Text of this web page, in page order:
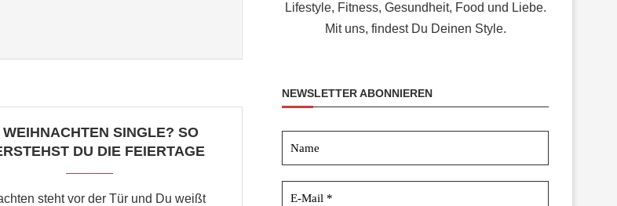
WEIHNACHTEN SINGLE? SO
DU DIE FEIERTAGE
steht vor der Tür und Du weißt
Lifestyle, Fitness, Gesundheit, Food und Liebe.
Mit uns, findest Du Deinen Style.
NEWSLETTER ABONNIEREN